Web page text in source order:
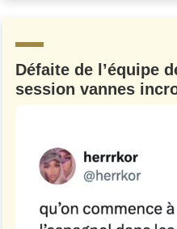
Défaite de l’équipe
session vannes C'EST